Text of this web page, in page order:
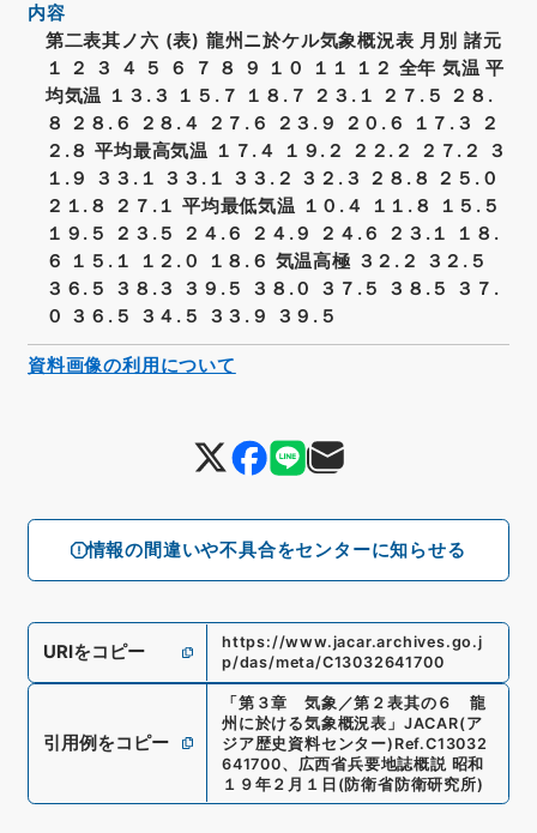
情報の間違いや不具合をセンターに知らせる
内容
第二表其ノ六 (表) 龍州ニ於ケル気象概況表 月別 諸元
１ ２ ３ ４ ５ ６ ７ ８ ９ １０ １１ １２ 全年 気温 平
均気温 １３.３ １５.７ １８.７ ２３.１ ２７.５ ２８.
８ ２８.６ ２８.４ ２７.６ ２３.９ ２０.６ １７.３ ２
２.８ 平均最高気温 １７.４ １９.２ ２２.２ ２７.２ ３
１.９ ３３.１ ３３.１ ３３.２ ３２.３ ２８.８ ２５.０
２１.８ ２７.１ 平均最低気温 １０.４ １１.８ １５.５
１９.５ ２３.５ ２４.６ ２４.９ ２４.６ ２３.１ １８.
６ １５.１ １２.０ １８.６ 気温高極 ３２.２ ３２.５
３６.５ ３８.３ ３９.５ ３８.０ ３７.５ ３８.５ ３７.
０ ３６.５ ３４.５ ３３.９ ３９.５
URIをコピー
https://www.jacar.archives.go.j
p/das/meta/C13032641700
引用例をコピー
「第３章 気象／第２表其の６ 龍
州に於ける気象概況表 」 JACAR(ア
ジア歴史資料センター) Ref.C13032
641700、 広西省兵要地誌概説 昭和
１９年２月１日 (防衛省防衛研究所)
資料画像の利用について